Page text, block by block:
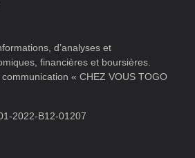
d’analyses et
financières et boursières.
communication « CHEZ VOUS TOGO
2022-B12-01207